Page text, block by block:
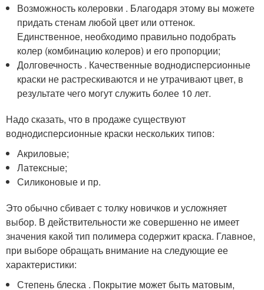
Возможность колеровки . Благодаря этому вы можете
придать стенам любой цвет или оттенок.
Единственное, необходимо правильно подобрать
колер (комбинацию колеров) и его пропорции;
Долговечность . Качественные воднодисперсионные
краски не растрескиваются и не утрачивают цвет, в
результате чего могут служить более 10 лет.
Надо сказать, что в продаже существуют
воднодисперсионные краски нескольких типов:
Акриловые;
Латексные;
Силиконовые и пр.
Это обычно сбивает с толку новичков и усложняет
выбор. В действительности же совершенно не имеет
значения какой тип полимера содержит краска. Главное,
при выборе обращать внимание на следующие ее
характеристики:
Степень блеска . Покрытие может быть матовым,